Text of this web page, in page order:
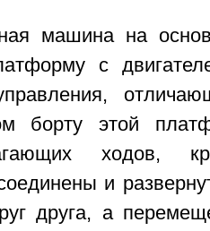
машина на
с
борту этой
ходов,
и
друга, а